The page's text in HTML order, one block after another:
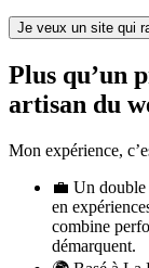
Je veux un site qui
Plus qu’un
artisan du
Mon expérience,
💼 Un double
en
combine
démarquent.